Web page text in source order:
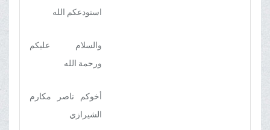
استودعکم الله
والسلام علیکم
ورحمة الله
أخوکم ناصر مکارم
الشیرازي